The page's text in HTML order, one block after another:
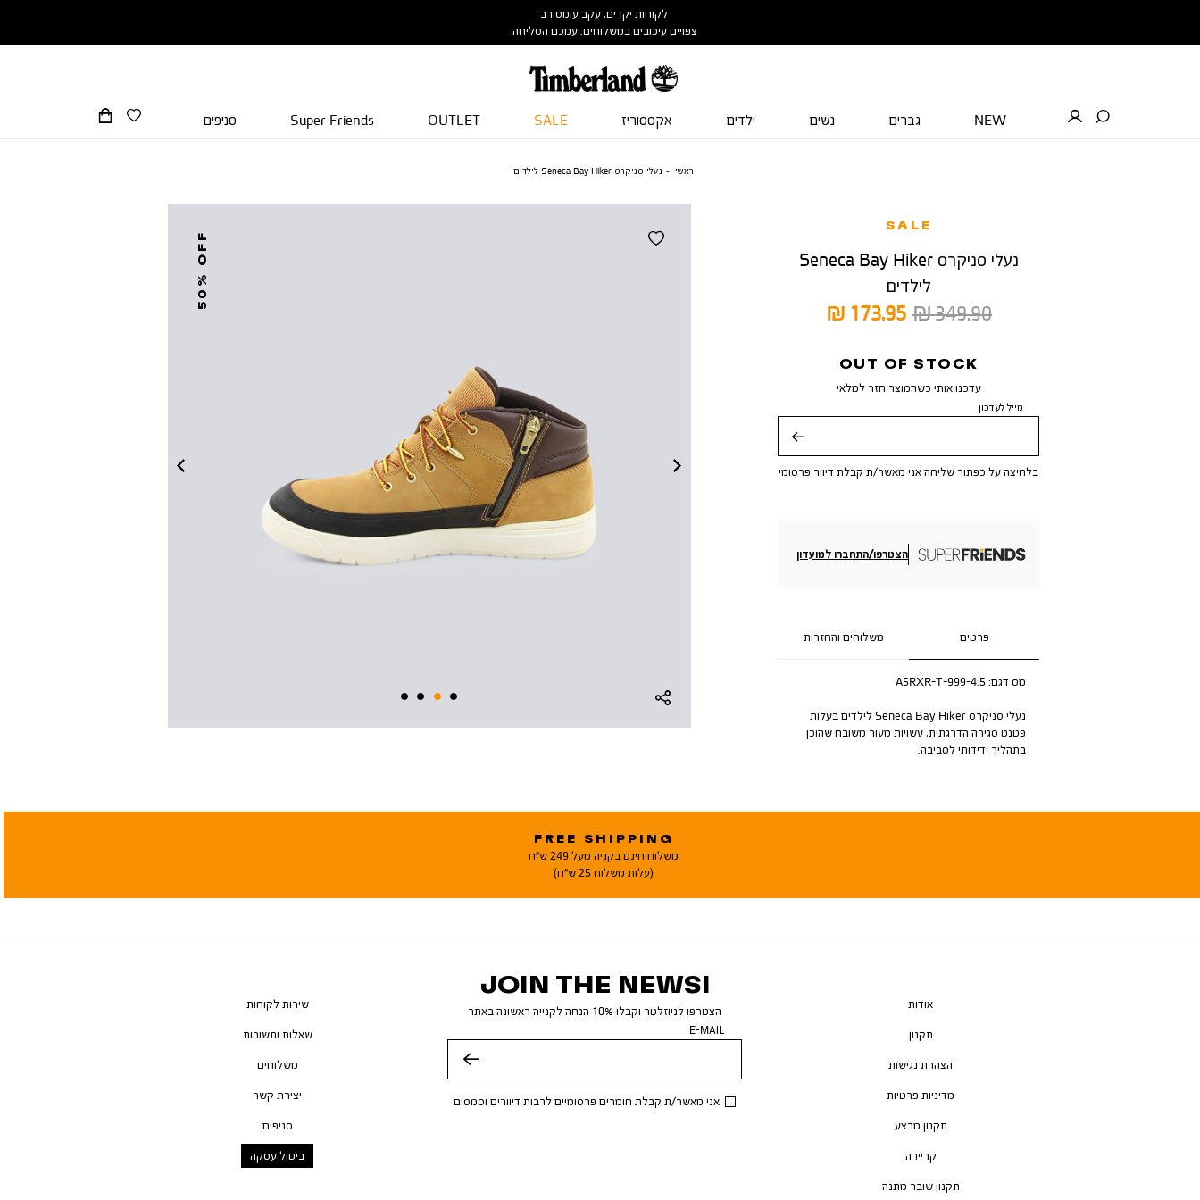
לקוחות יקרים, עקב עומס רב
צפויים עיכובים במשלוחים. עמכם הסליחה
NEW גברים נשים ילדים אקססוריז SALE
OUTLET
Super Friends סניפים
ראשי נעלי סניקרס Seneca Bay Hiker לילדים
50% OFF
SALE
נעלי סניקרס Seneca Bay Hiker
לילדים
מחיר
173.95 ₪
מחיר
349.90 ₪
OUT OF STOCK
עדכנו אותי כשהמוצר חזר למלאי
מייל לעדכון
בלחיצה על כפתור שליחה אני מאשר/ת קבלת דיוור פרסומי
הצטרפו/התחברו למועדון
פרטים משלוחים והחזרות
מס דגם:A5RXR-T-999-4.5
נעלי סניקרס Seneca Bay Hiker לילדים בעלות
פטנט סגירה הדרגתית, עשויות מעור משובח שהוכן
בתהליך ידידותי לסביבה.
FREE SHIPPING
משלוח חינם בקניה מעל 249 ש"ח
(עלות משלוח 25 ש"ח)
JOIN THE NEWS!
הצטרפו לניוזלטר וקבלו 10% הנחה לקנייה ראשונה באתר
E-MAIL
אני מאשר/ת קבלת חומרים פרסומיים לרבות דיוורים וסמסים
אודות
תקנון
הצהרת נגישות
מדיניות פרטיות
תקנון מבצע
קריירה
תקנון שובר מתנה
שירות לקוחות
שאלות ותשובות
משלוחים
יצירת קשר
סניפים
ביטול עסקה